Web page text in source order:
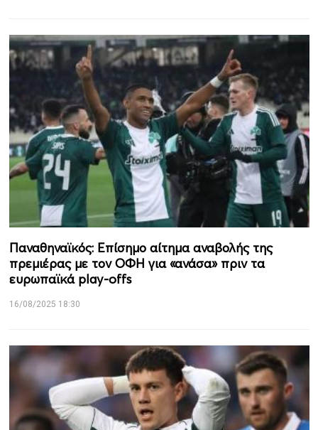
Παναθηναϊκός: Επίσημο αίτημα αναβολής της
πρεμιέρας με τον ΟΦΗ για «ανάσα» πριν τα
ευρωπαϊκά play-offs
16/08/2025 18:30